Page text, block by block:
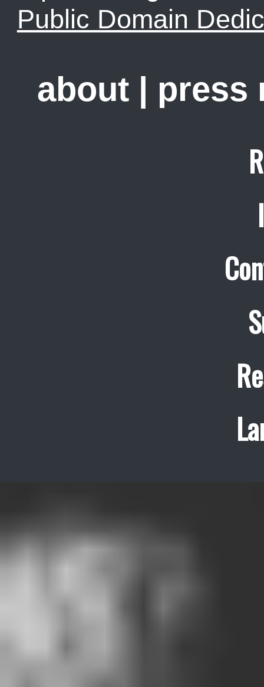
Public Domain
about | press